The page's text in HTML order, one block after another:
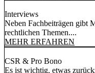
Interviews
Neben Fachbeiträgen gibt
rechtlichen Themen....
MEHR ERFAHREN
CSR & Pro Bono
Es ist wichtig, etwas